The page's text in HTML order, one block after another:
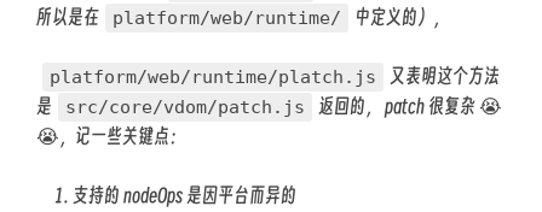
所以是在
platform/web/runtime/ 中定义的），
platform/web/runtime/platch.js
又表明这个方法
是
src/core/vdom/patch.js
返回的， patch 很复杂 😭
😭，记一些关键点：
支持的 nodeOps 是因平台而异的